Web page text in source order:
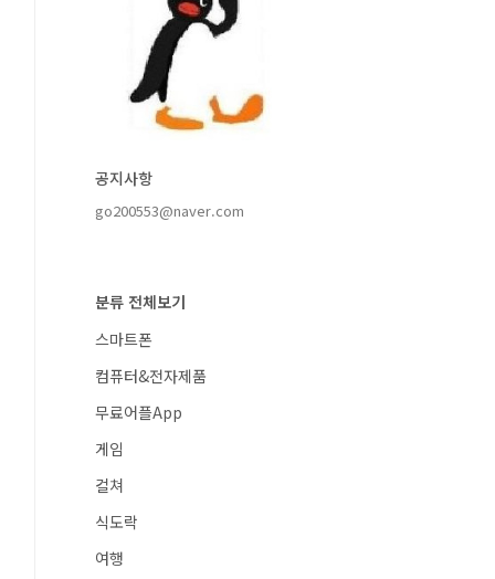
공지사항
go200553@naver.com
분류 전체보기
스마트폰
컴퓨터&전자제품
무료어플App
게임
컬쳐
식도락
여행